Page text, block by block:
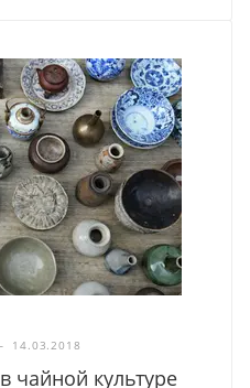
14.03.2018
чайной культуре